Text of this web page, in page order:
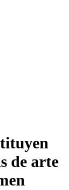
de arte